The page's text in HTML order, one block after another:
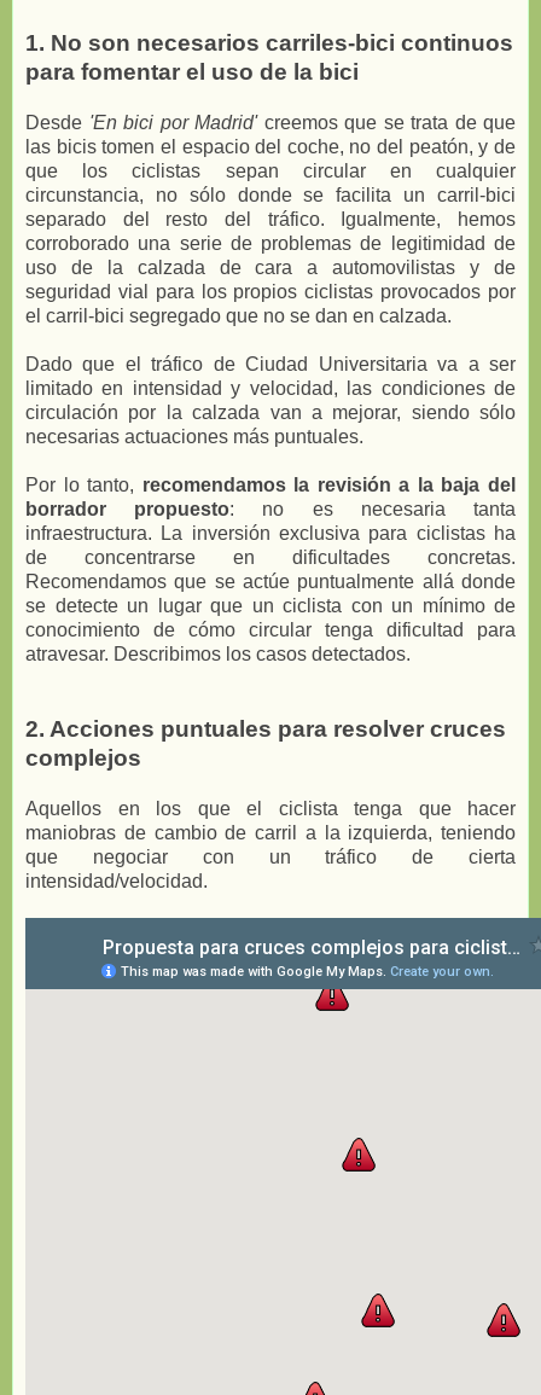
1. No son necesarios carriles-bici continuos
para fomentar el uso de la bici
Desde 'En bici por Madrid'creemos que se trata de que
las bicis tomen el espacio del coche, no del peatón, y de
que los ciclistas sepan circular en cualquier
circunstancia, no sólo donde se facilita un carril-bici
separado del resto del tráfico. Igualmente, hemos
corroborado una serie de problemas de legitimidad de
uso de la calzada de cara a automovilistas y de
seguridad vial para los propios ciclistas provocados por
el carril-bici segregado que no se dan en calzada.
Dado que el tráfico de Ciudad Universitaria va a ser
limitado en intensidad y velocidad, las condiciones de
circulación por la calzada van a mejorar, siendo sólo
necesarias actuaciones más puntuales.
Por lo tanto, recomendamos la revisión a la baja del
borrador propuesto: no es necesaria tanta
infraestructura. La inversión exclusiva para ciclistas ha
de concentrarse en dificultades concretas.
Recomendamos que se actúe puntualmente allá donde
se detecte un lugar que un ciclista con un mínimo de
conocimiento de cómo circular tenga dificultad para
atravesar. Describimos los casos detectados.
2. Acciones puntuales para resolver cruces
complejos
Aquellos en los que el ciclista tenga que hacer
maniobras de cambio de carril a la izquierda, teniendo
que negociar con un tráfico de cierta
intensidad/velocidad.